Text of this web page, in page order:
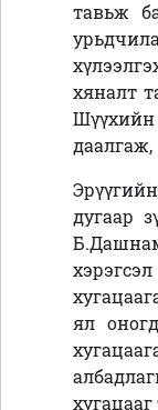
тавьж
хяналт
даалгаж,
дугаар
ял